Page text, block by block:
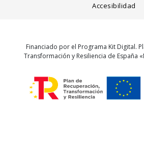
Accesibilidad
Financiado por el Programa Kit Digital.
Transformación y Resiliencia de España